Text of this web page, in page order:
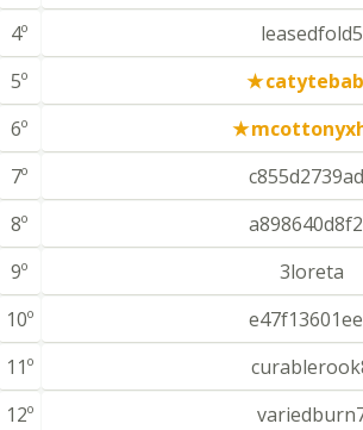
4º
leasedfold5
5º
6º
7º
8º
9º
3loreta
10º
11º
12º